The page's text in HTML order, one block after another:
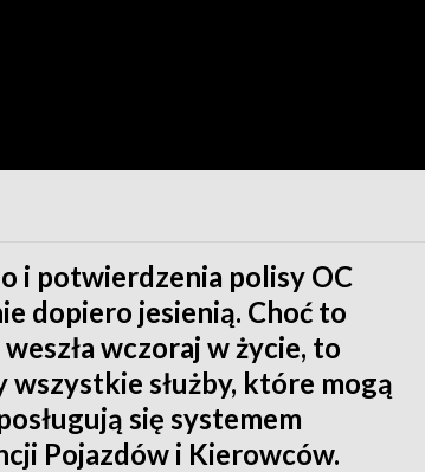
i potwierdzenia polisy OC
dopiero jesienią. Choć to
wczoraj w życie, to
służby, które mogą
się systemem
Pojazdów i Kierowców.